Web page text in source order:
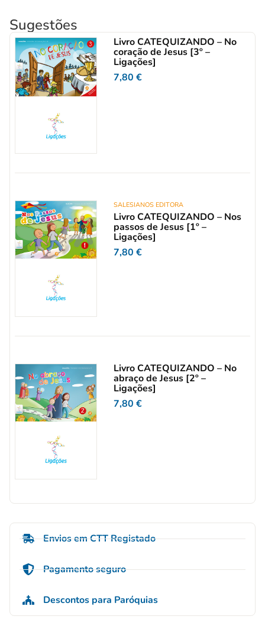
Sugestões
Livro CATEQUIZANDO – No
coração de Jesus [3º –
Ligações]
7,80€
SALESIANOS EDITORA
Livro CATEQUIZANDO – Nos
passos de Jesus [1º –
Ligações]
7,80€
Livro CATEQUIZANDO – No
abraço de Jesus [2º –
Ligações]
7,80€
Envios em CTT Registado
Pagamento seguro
Descontos para Paróquias